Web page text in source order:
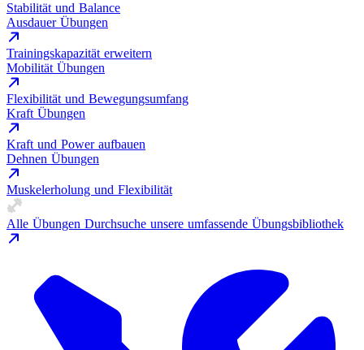
Stabilität und Balance
Ausdauer Übungen
Trainingskapazität erweitern
Mobilität Übungen
Flexibilität und Bewegungsumfang
Kraft Übungen
Kraft und Power aufbauen
Dehnen Übungen
Muskelerholung und Flexibilität
Alle Übungen Durchsuche unsere umfassende Übungsbibliothek